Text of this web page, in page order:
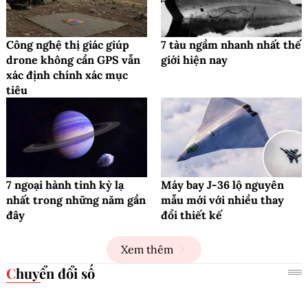
Công nghệ thị giác giúp
drone không cần GPS vẫn
xác định chính xác mục
tiêu
7 tàu ngầm nhanh nhất thế
giới hiện nay
7 ngoại hành tinh kỳ lạ
nhất trong những năm gần
đây
Máy bay J-36 lộ nguyên
mẫu mới với nhiều thay
đổi thiết kế
Xem thêm
Chuyển đổi số